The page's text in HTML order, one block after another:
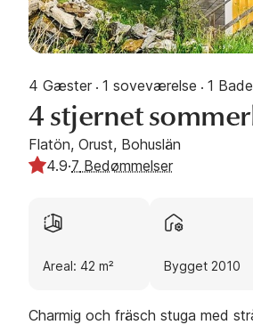
4 Gæster · 1 soveværelse · 1
4 stjernet
Flatön, Orust, Bohuslän
4.9·7 Bedømmelser
Areal: 42 m² Bygget 2010
Charmig och fräsch stuga med